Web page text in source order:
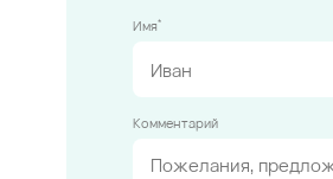
Имя*
Комментарий